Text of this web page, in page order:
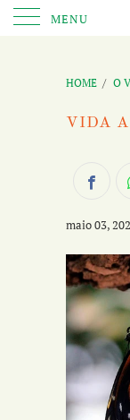
MENU
HOME / O
VIDA
maio 03,